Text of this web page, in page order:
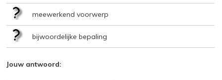
meewerkend voorwerp
bijwoordelijke bepaling
Jouw antwoord: